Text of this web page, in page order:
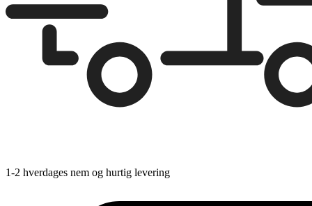
1-2 hverdages nem og hurtig levering